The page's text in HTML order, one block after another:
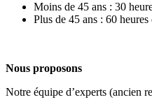
Moins de 45 ans : 30
Plus de 45 ans : 60
Nous proposons
Notre équipe d’experts (ancien